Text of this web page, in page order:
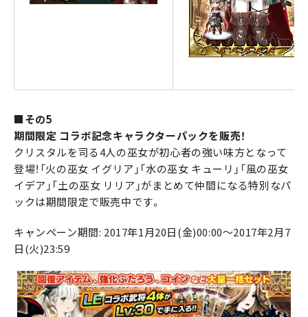
■その5
期間限定 コラボ記念キャラクターパックを販売！
クリスタルを司る4人の巫女が初心者の強い味方となって
登場！「火の巫女 イグリア」「水の巫女 キューリ」「風の巫女
イデア」「土の巫女 リリア」がまとめて仲間になる特別なパ
ックは期間限定で販売中です。
キャンペーン期間: 2017年1月20日(金)00:00～2017年2月7
日(火)23:59